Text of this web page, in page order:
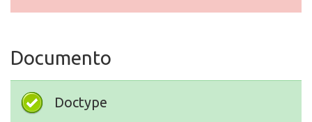
Documento
Doctype